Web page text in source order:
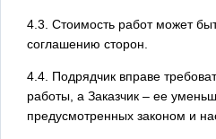
4.3. Стоимость работ может
соглашению сторон.
4.4. Подрядчик вправе
работы, а Заказчик – ее
предусмотренных законом и